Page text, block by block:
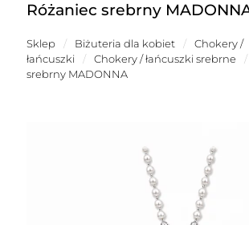
Różaniec srebrny
Sklep / Biżuteria dla kobiet /
Chokery /
łańcuszki
/ Chokery / łańcuszki srebrne /
srebrny MADONNA